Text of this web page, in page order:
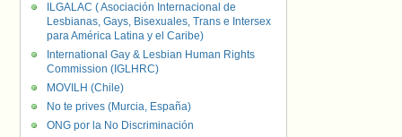
ILGALAC ( Asociación Internacional de
Lesbianas, Gays, Bisexuales, Trans e Intersex
para América Latina y el Caribe)
International Gay & Lesbian Human Rights
Commission (IGLHRC)
MOVILH (Chile)
No te prives (Murcia, España)
ONG por la No Discriminación